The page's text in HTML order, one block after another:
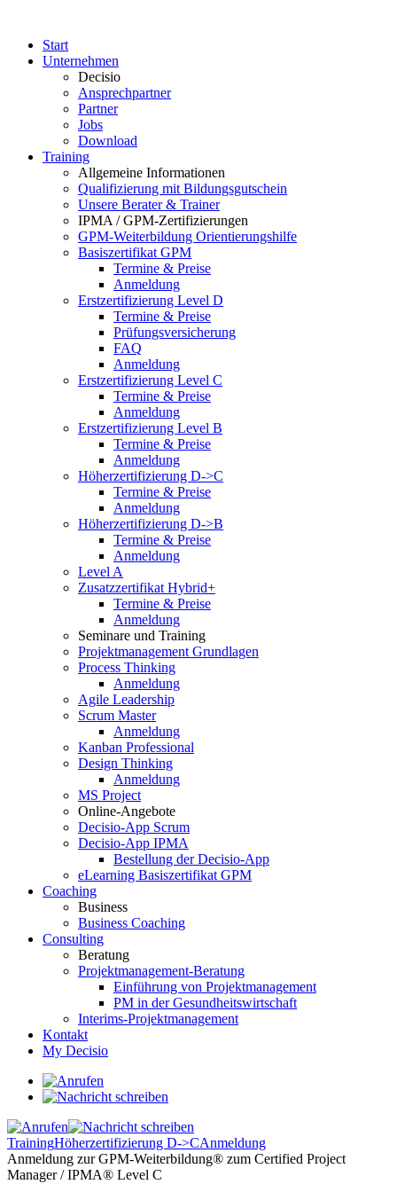
Start
Unternehmen
Decisio
Ansprechpartner
Partner
Jobs
Download
Training
Allgemeine Informationen
Qualifizierung mit Bildungsgutschein
Unsere Berater & Trainer
IPMA / GPM-Zertifizierungen
GPM-Weiterbildung Orientierungshilfe
Basiszertifikat GPM
Termine & Preise
Anmeldung
Erstzertifizierung Level D
Termine & Preise
Prüfungsversicherung
FAQ
Anmeldung
Erstzertifizierung Level C
Termine & Preise
Anmeldung
Erstzertifizierung Level B
Termine & Preise
Anmeldung
Höherzertifizierung D->C
Termine & Preise
Anmeldung
Höherzertifizierung D->B
Termine & Preise
Anmeldung
Level A
Zusatzzertifikat Hybrid+
Termine & Preise
Anmeldung
Seminare und Training
Projektmanagement Grundlagen
Process Thinking
Anmeldung
Agile Leadership
Scrum Master
Anmeldung
Kanban Professional
Design Thinking
Anmeldung
MS Project
Online-Angebote
Decisio-App Scrum
Decisio-App IPMA
Bestellung der Decisio-App
eLearning Basiszertifikat GPM
Coaching
Business
Business Coaching
Consulting
Beratung
Projektmanagement-Beratung
Einführung von Projektmanagement
PM in der Gesundheitswirtschaft
Interims-Projektmanagement
Kontakt
My Decisio
TrainingHöherzertifizierung D->CAnmeldung
Anmeldung zur GPM-Weiterbildung® zum Certified Project
Manager / IPMA® Level C